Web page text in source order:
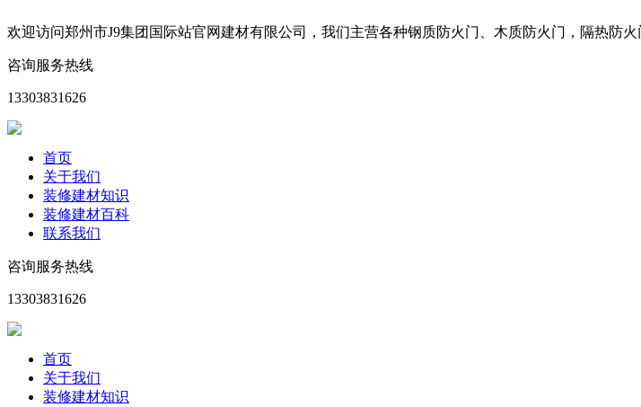
欢迎访问郑州市J9集团国际站官网建材有限公司，我们主营各种钢质防火门、木质防火门，隔热防
咨询服务热线
13303831626
首页
关于我们
装修建材知识
装修建材百科
联系我们
咨询服务热线
13303831626
首页
关于我们
装修建材知识